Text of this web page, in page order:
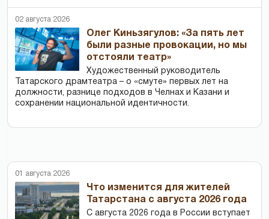
02 августа 2026
Олег Киньзягулов: «За пять лет
были разные провокации, но мы
отстояли театр»
Художественный руководитель
Татарского драмтеатра – о «смуте» первых лет на
должности, разнице подходов в Челнах и Казани и
сохранении национальной идентичности.
01 августа 2026
Что изменится для жителей
Татарстана с августа 2026 года
С августа 2026 года в России вступает